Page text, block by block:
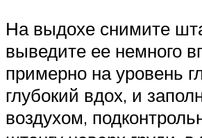
На выдохе снимите
выведите ее немного
примерно на уровень
глубокий вдох, и
воздухом,